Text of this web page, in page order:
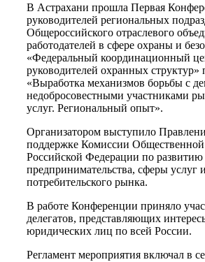
В Астрахани прошла Первая
руководителей региональных
Общероссийского отраслевого
работодателей в сфере охраны и
«Федеральный координационный
руководителей охранных структур»
«Выработка механизмов борьбы с
недобросовестными участниками
услуг. Региональный опыт».
Организатором выступило
поддержке Комиссии
Российской Федерации по
предпринимательства, сферы услуг и
потребительского рынка.
В работе Конференции приняло
делегатов, представляющих
юридических лиц по всей России.
Регламент мероприятия включал в